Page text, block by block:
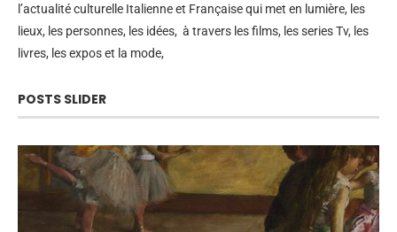
l’actualité culturelle Italienne et Française qui met en lumière, les
lieux, les personnes, les idées, à travers les films, les series Tv, les
livres, les expos et la mode,
POSTS SLIDER